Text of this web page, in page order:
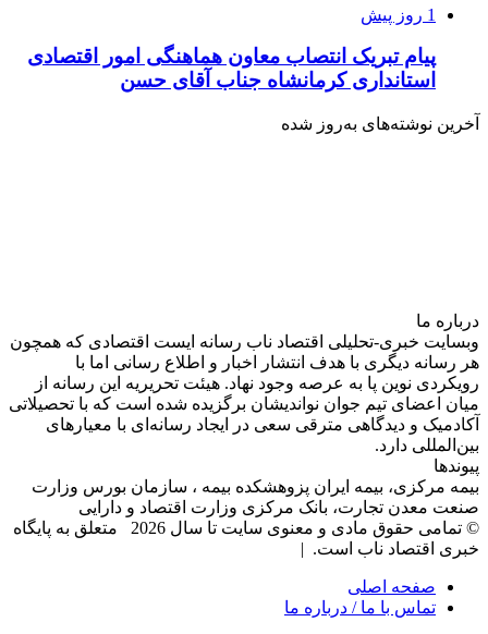
1 روز پیش
پیام تبریک انتصاب معاون هماهنگی امور اقتصادی
استانداری کرمانشاه جناب آقای حسن
آخرین نوشته‌های‌ به‌روز شده
درباره‌ ما
وبسایت خبری-تحلیلی اقتصاد ناب رسانه‌ ایست اقتصادی که همچون
هر رسانه دیگری با هدف انتشار اخبار و اطلاع رسانی اما با
رویکردی نوین پا به عرصه وجود نهاد. هیئت تحریریه این رسانه از
میان اعضای تیم جوان نواندیشان برگزیده شده است که با تحصیلاتی
آکادمیک و دیدگاهی‌ مترقی سعی در ایجاد رسانه‌ای با معیار‌های
بین‌المللی دارد.
پیوندها
بیمه مرکزی، بیمه ایران پزوهشکده بیمه ، سازمان بورس وزارت
صنعت معدن تجارت، بانک مرکزی وزارت اقتصاد و دارایی
© تمامی حقوق مادی و معنوی سایت تا سال 2026 متعلق به پایگاه
خبری اقتصاد ناب است. |
صفحه اصلی
تماس با ما / درباره ما